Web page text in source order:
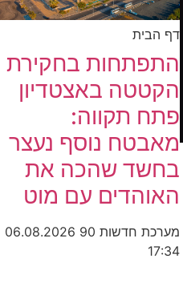
דף הבית
התפתחות בחקירת
הקטטה באצטדיון
פתח תקווה:
מאבטח נוסף נעצר
בחשד שהכה את
האוהדים עם מוט
מערכת חדשות 90
06.08.2026
17:34